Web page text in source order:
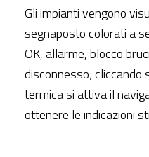
Gli impianti vengono
segnaposto colorati a
OK, allarme, blocco
disconnesso; cliccando
termica si attiva il
ottenere le indicazioni